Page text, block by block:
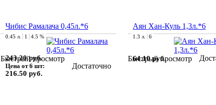
Чибис Рамалача 0,45л.*6
Быстрый просмотр
0.45 л. 1 4.5 %
243.20 руб.
Цена от 6 шт:
216.50 руб.
Достаточно
Аян Хан-Куль 1,3л.*6
Быстрый просмотр
1.3 л. 6
64.10 руб.